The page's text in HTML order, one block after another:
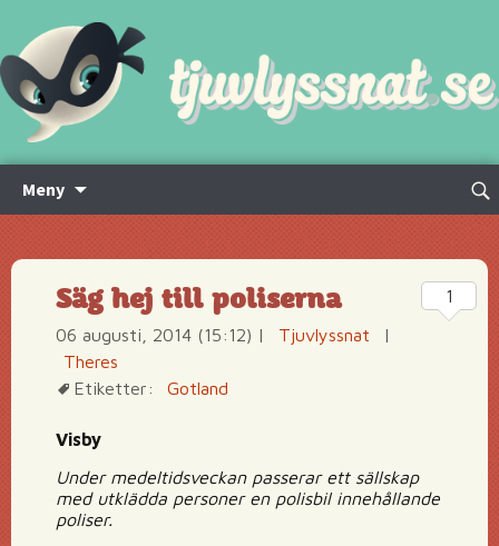
Meny
innehåll
Sök
Säg hej till poliserna
06 augusti, 2014 (15:12) | Tjuvlyssnat
|
Theres
Etiketter:
Gotland
Visby
Under medeltidsveckan passerar ett sällskap
med utklädda personer en polisbil innehållande
poliser.
1